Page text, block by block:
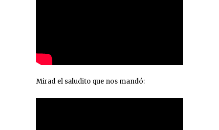
Mirad el saludito que nos mandó: